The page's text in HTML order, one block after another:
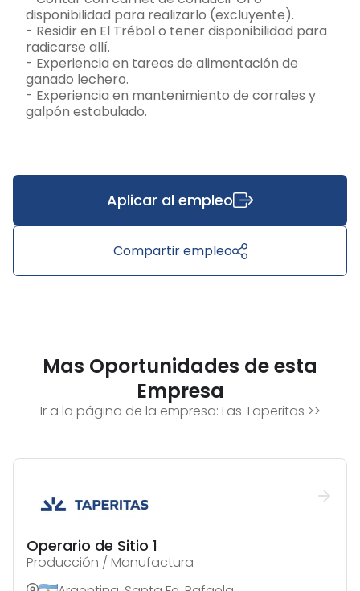
disponibilidad para realizarlo (excluyente).
- Residir en El Trébol o tener disponibilidad para
radicarse allí.
- Experiencia en tareas de alimentación de
ganado lechero.
- Experiencia en mantenimiento de corrales y
galpón estabulado.
Aplicar al empleo
Compartir empleo
Mas Oportunidades de esta
Empresa
Ir a la página de la empresa: Las Taperitas >>
Operario de Sitio 1
Producción / Manufactura